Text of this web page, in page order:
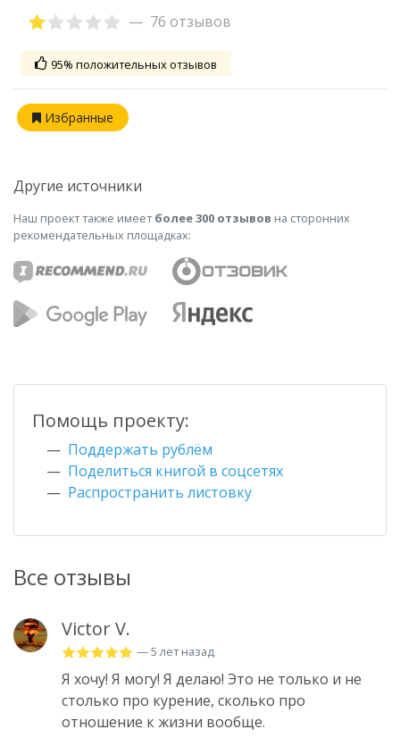
Все отзывы
Victor V.
— 5 лет назад
Я хочу! Я могу! Я делаю! Это не только и не
столько про курение, сколько про
отношение к жизни вообще.
76 отзывов
95% положительных отзывов
Избранные
Другие источники
Наш проект также имеетболее 300 отзывов на сторонних
рекомендательных площадках:
Помощь проекту:
Поддержать рублём
Поделиться книгой в соцсетях
Распространить листовку